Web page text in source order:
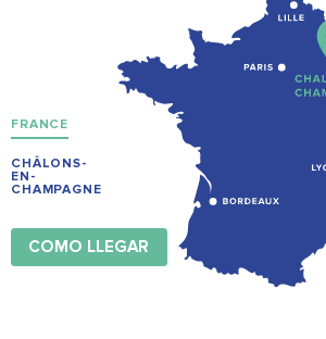
FRANCE
CHÂLONS-
EN-
CHAMPAGNE
COMO LLEGAR